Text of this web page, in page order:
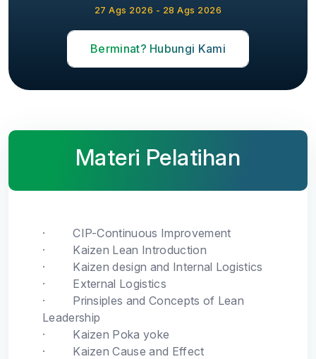
27 Ags 2026 - 28 Ags 2026
Berminat? Hubungi Kami
Materi Pelatihan
·
CIP-Continuous Improvement
·
Kaizen Lean Introduction
·
Kaizen design and Internal Logistics
·
External Logistics
·
Prinsiples and Concepts of Lean
Leadership
·
Kaizen Poka yoke
·
Kaizen Cause and Effect